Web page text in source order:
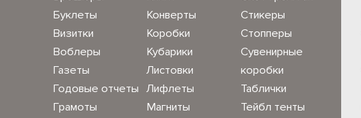
Буклеты
Визитки
Воблеры
Газеты
Годовые отчеты
Грамоты
Конверты
Коробки
Кубарики
Листовки
Лифлеты
Магниты
Стикеры
Стопперы
Сувенирные
коробки
Таблички
Тейбл тенты